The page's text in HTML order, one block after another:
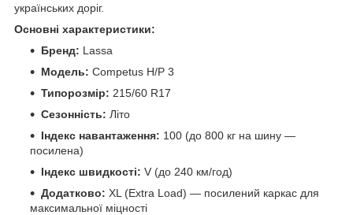
українських доріг.
Основні характеристики:
Бренд: Lassa
Модель: Competus H/P 3
Типорозмір: 215/60 R17
Сезонність: Літо
Індекс навантаження: 100 (до 800 кг на шину —
посилена)
Індекс швидкості: V (до 240 км/год)
Додатково: XL (Extra Load) — посилений каркас для
максимальної міцності